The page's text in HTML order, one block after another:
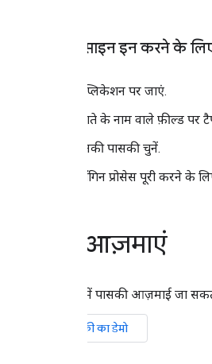
जब वे साइन इन करने के
ऐप्लिकेशन पर जाएं.
खाते के नाम वाले फ़ील्ड
उनकी पासकी चुनें.
लॉगिन प्रोसेस पूरी करने के
खुद आज़माएं
इस डेमो में पासकी आज़माई जा
पासकी का डेमो